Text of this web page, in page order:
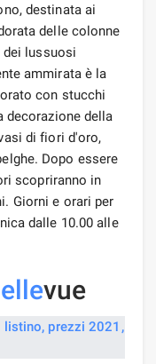
destinata ai
delle colonne
dei lussuosi
ammirata è la
con stucchi
decorazione della
di fiori d'oro,
Dopo essere
scopriranno in
Giorni e orari per
dalle 10.00 alle
vue